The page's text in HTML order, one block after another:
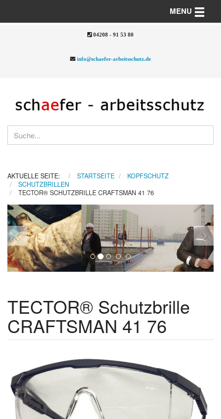
04208 - 91 53 80
info@schaefer-arbeitsschutz.de
MENU Toggle
AKTUELLE SEITE: STARTSEITE
KOPFSCHUTZ
SCHUTZBRILLEN
TECTOR® SCHUTZBRILLE CRAFTSMAN 41 76
Previous
TECTOR® Schutzbrille
CRAFTSMAN 41 76